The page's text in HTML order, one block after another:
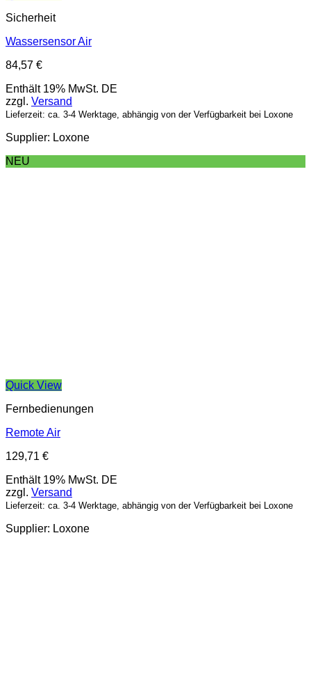
Sicherheit
Wassersensor Air
84,57 €
Enthält 19% MwSt. DE
zzgl. Versand
Lieferzeit: ca. 3-4 Werktage, abhängig von der Verfügbarkeit bei Loxone
Supplier: Loxone
NEU
Quick View
Fernbedienungen
Remote Air
129,71 €
Enthält 19% MwSt. DE
zzgl. Versand
Lieferzeit: ca. 3-4 Werktage, abhängig von der Verfügbarkeit bei Loxone
Supplier: Loxone